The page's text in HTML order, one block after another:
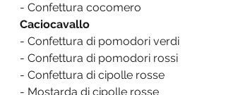
- Confettura cocomero
Caciocavallo
- Confettura di pomodori verdi
- Confettura di pomodori rossi
- Confettura di cipolle rosse
- Mostarda di cipolle rosse